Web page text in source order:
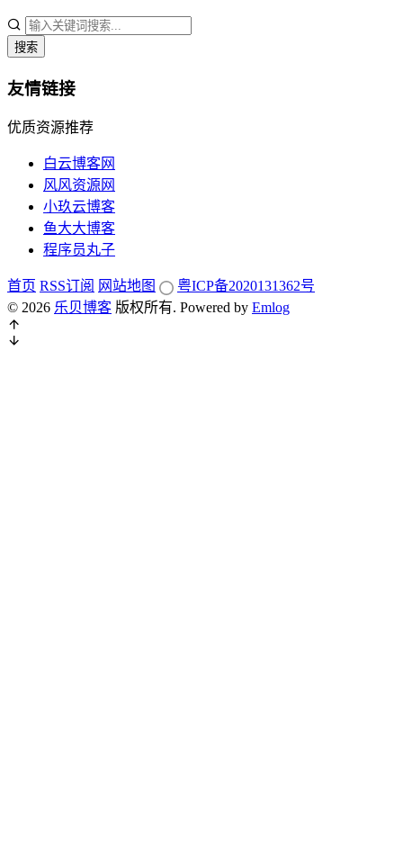
搜索
友情链接
优质资源推荐
白云博客网
风风资源网
小玖云博客
鱼大大博客
程序员丸子
首页 RSS订阅 网站地图
粤ICP备2020131362号
© 2026 乐贝博客 版权所有. Powered by Emlog